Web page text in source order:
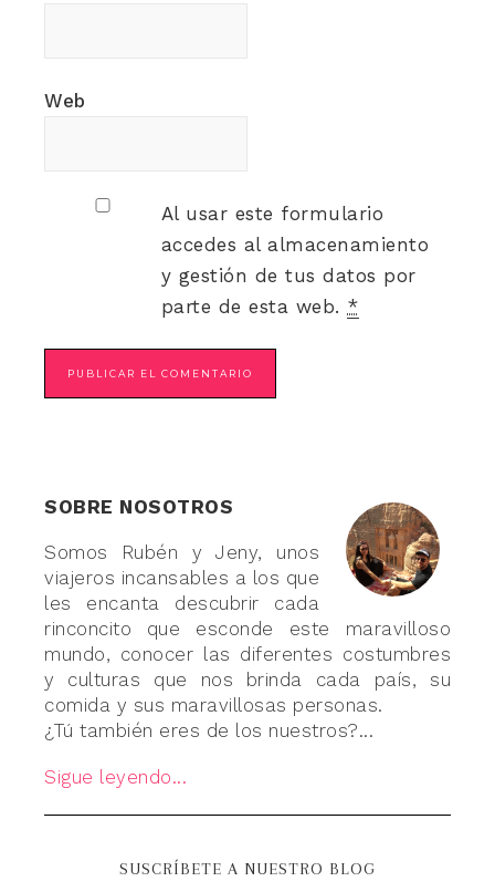
Web
Al usar este formulario
accedes al almacenamiento
y gestión de tus datos por
parte de esta web. *
SOBRE NOSOTROS
Somos Rubén y Jeny, unos
viajeros incansables a los que
les encanta descubrir cada
rinconcito que esconde este maravilloso
mundo, conocer las diferentes costumbres
y culturas que nos brinda cada país, su
comida y sus maravillosas personas.
¿Tú también eres de los nuestros?...
Sigue leyendo...
SUSCRÍBETE A NUESTRO BLOG